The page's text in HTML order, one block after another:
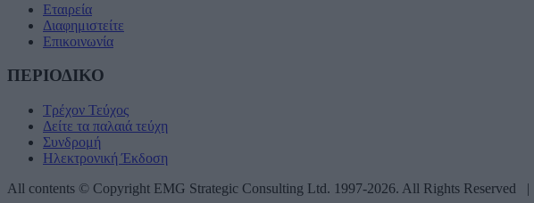
Εταιρεία
Διαφημιστείτε
Επικοινωνία
ΠΕΡΙΟΔΙΚΟ
Τρέχον Τεύχος
Δείτε τα παλαιά τεύχη
Συνδρομή
Ηλεκτρονική Έκδοση
All contents © Copyright EMG Strategic Consulting Ltd. 1997-2026. All Rights Reserved |